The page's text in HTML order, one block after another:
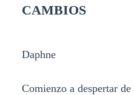
CAMBIOS
Daphne
Comienzo a despertar